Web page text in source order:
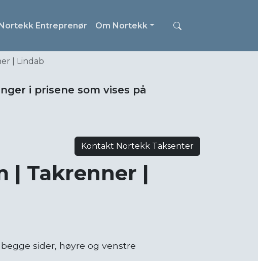
Entreprenør Om Nortekk
| Lindab
i prisene som vises på
Kontakt Nortekk Taksenter
| Takrenner |
sider, høyre og venstre